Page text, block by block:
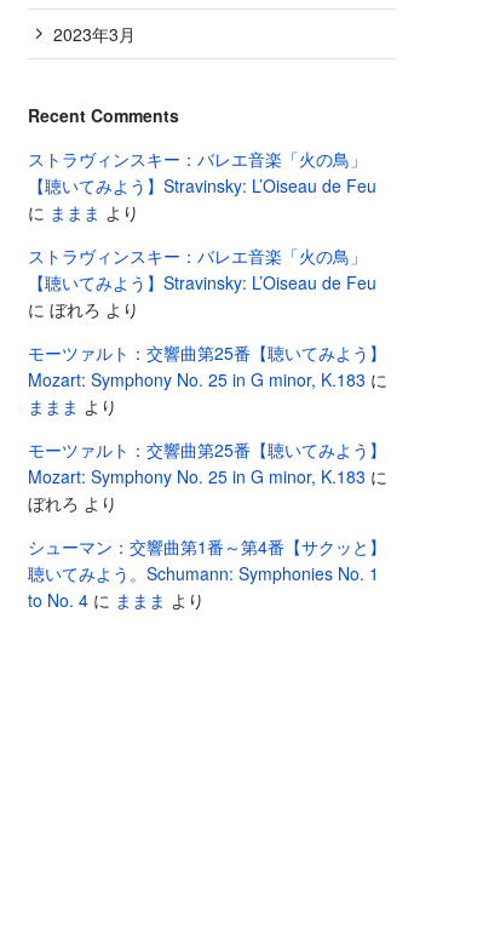
2023年3月
Recent Comments
ストラヴィンスキー：バレエ音楽「火の鳥」
【聴いてみよう】Stravinsky: L’Oiseau de Feu
に ままま より
ストラヴィンスキー：バレエ音楽「火の鳥」
【聴いてみよう】Stravinsky: L’Oiseau de Feu
に ぼれろ より
モーツァルト：交響曲第25番【聴いてみよう】
Mozart: Symphony No. 25 in G minor, K.183 に
ままま より
モーツァルト：交響曲第25番【聴いてみよう】
Mozart: Symphony No. 25 in G minor, K.183 に
ぼれろ より
シューマン：交響曲第1番～第4番【サクッと】
聴いてみよう。Schumann: Symphonies No. 1
to No. 4 に ままま より